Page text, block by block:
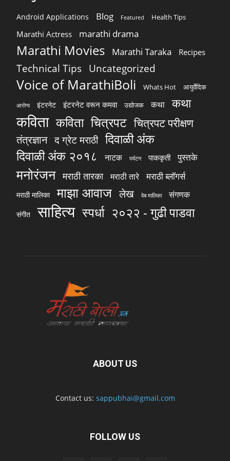
Android Applications Blog Featured Health Tips
Marathi Actress marathi drama
Marathi Movies Marathi Taraka Recipes
Technical Tips Uncategorized
Voice of MarathiBoli Whats Hot आयुर्वेदिक
आरोग्य इंटरनेट इंटरनेट वरून कमवा उद्योजक कथा कथा
कविता कविता चित्रपट चित्रपट परीक्षण
तंत्रज्ञान द ग्रेट मराठी दिवाळी अंक
दिवाळी अंक २०१८
नाटक पर्यटन पाककृती पुस्तके
मनोरंजन मराठी तारका मराठी तारे मराठी ब्लॉगर्स
मराठी मालिका माझा आवाज लेख वेब मालिका संगणक
संगीत साहित्य स्पर्धा २०२२ - गुढी पाडवा
ABOUT US
Contact us: sappubhai@gmail.com
FOLLOW US